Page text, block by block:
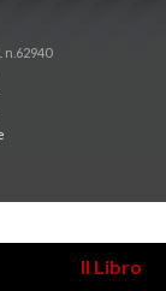
n.62940
Il Libro